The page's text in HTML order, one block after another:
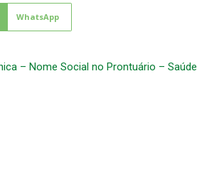
WhatsApp
– Nome Social no Prontuário – Saúde